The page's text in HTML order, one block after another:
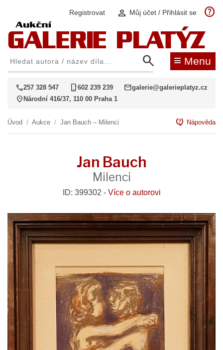
Registrovat person Můj účet / Přihlásit se help
search ≡ Menu
call257 328 547 phone_iphone602 239 239 mailgalerie@galerieplatyz.cz
location_on Národní 416/37, 110 00 Praha 1
Úvod / Aukce / Jan Bauch – Milenci contact_support Nápověda
Jan Bauch
Milenci
ID: 399302 - Více o autorovi